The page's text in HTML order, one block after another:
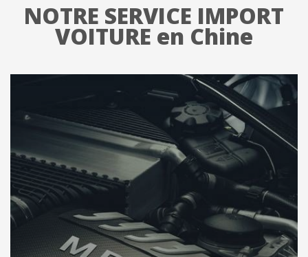
NOTRE SERVICE IMPORT
VOITURE en Chine